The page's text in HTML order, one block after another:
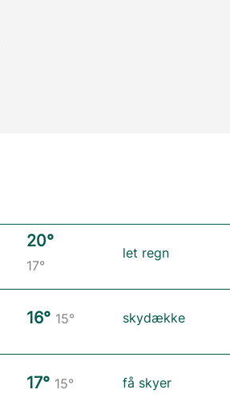
20°
17°
let regn
16° 15° skydække
17° 15° få skyer